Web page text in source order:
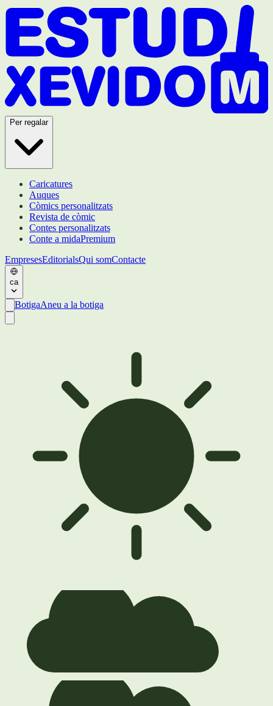
Per regalar
Caricatures
Auques
Còmics personalitzats
Revista de còmic
Contes personalitzats
Conte a midaPremium
EmpresesEditorialsQui somContacte
ca
BotigaAneu a la botiga